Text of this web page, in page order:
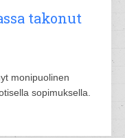
takonut
monipuolinen
sopimuksella.